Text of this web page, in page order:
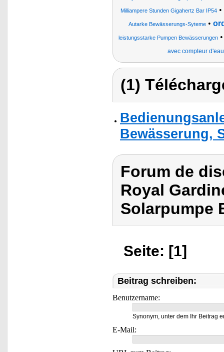
Milliampere Stunden Gigahertz Bar IP54•
Autarke Bewässerungs-Syteme•
leistungsstarke Pumpen Bewässerungen
avec compteur d'eau
(1)
Bewässerung,
Forum de
Royal
Solarpumpe
Seite: [1]
Beitrag schreiben:
Benutzername:
Synonym, unter dem Ihr Beitrag
E-Mail: